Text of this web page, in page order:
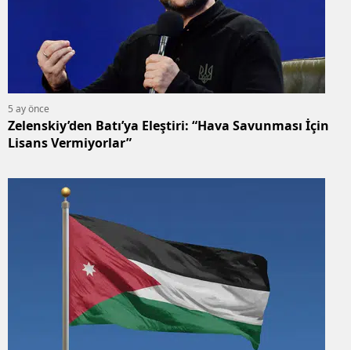
5 ay önce
Zelenskiy’den Batı’ya Eleştiri: “Hava Savunması İçin
Lisans Vermiyorlar”